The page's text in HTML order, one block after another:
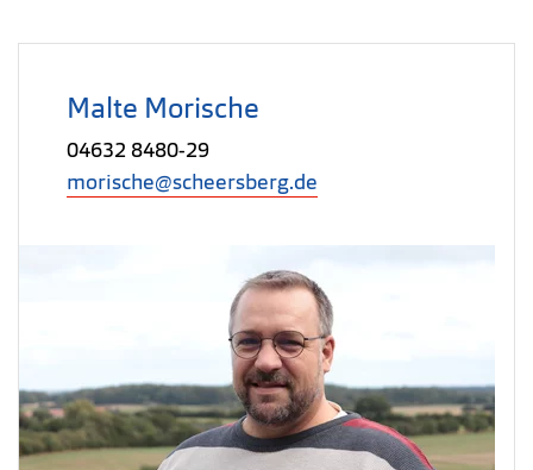
Malte Morische
04632 8480-29
morische@scheersberg.de